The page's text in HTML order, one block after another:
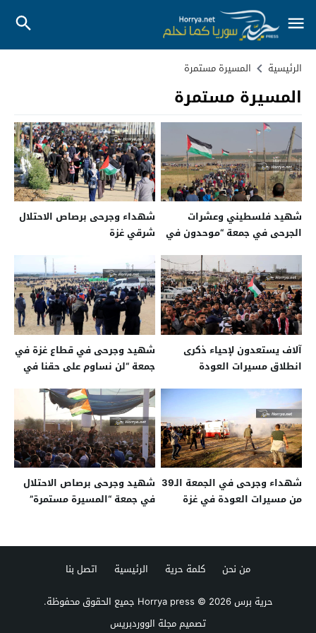
الرئيسية المسيرة مستمرة
المسيرة مستمرة
شهيد فلسطيني وعشرات
الجرحى في جمعة “موحدون في
شهداء وجرحى برصاص الاحتلال
شرقي غزة
آلاف يستعدون لإحياء ذكرى
انطلاق مسيرات العودة
شهيد وجرحى في قطاع غزة في
جمعة “لن نساوم على حقنا في
شهداء وجرحى في الجمعة الـ39
من مسيرات العودة في غزة
شهيد وجرحى برصاص الاحتلال
في جمعة “المسيرة مستمرة”
من نحن كلمة حرية الرئيسية
اتصل بنا
حرية برس Horrya press© 2026 جميع الحقوق محفوظة.
تصميممجلة الووردبريس